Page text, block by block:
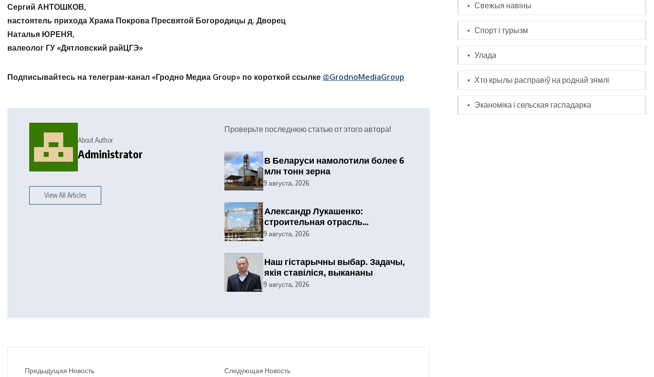
Сергий АНТОШКОВ,
настоятель прихода Храма Покрова Пресвятой Богородицы д. Дворец
Наталья ЮРЕНЯ,
валеолог ГУ «Дятловский райЦГЭ»
Подписывайтесь на телеграм-канал «Гродно Медиа Group» по короткой ссылке @GrodnoMediaGroup
About Author
Administrator
View All Articles
Проверьте последнюю статью от этого автора!
В Беларуси намолотили более 6
млн тонн зерна
9 августа, 2026
Александр Лукашенко:
строительная отрасль
демонстрирует высокие
9 августа, 2026
Наш гістарычны выбар. Задачы,
якія ставіліся, выкананы
9 августа, 2026
Предыдущая Новость Следующая Новость
Свежыя навіны
Спорт і турызм
Улада
Хто крылы расправіў на роднай зямлі
Эканоміка і сельская гаспадарка